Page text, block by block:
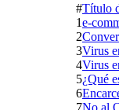
#Título
1e-
2
3Virus
4Virus
5¿Qué
6
7No al